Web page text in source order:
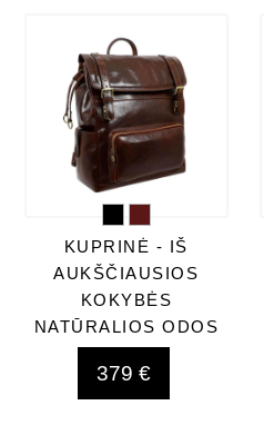
KUPRINĖ - IŠ
AUKŠČIAUSIOS
KOKYBĖS
NATŪRALIOS ODOS
379 €